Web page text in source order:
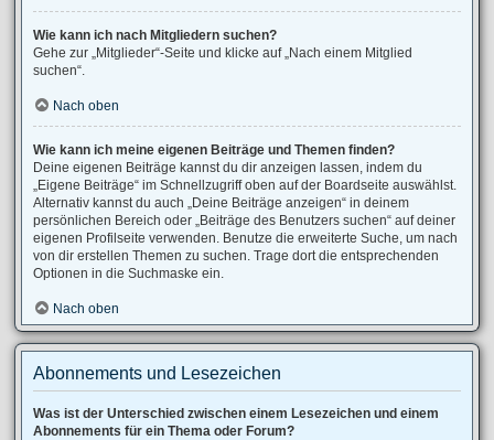
Wie kann ich nach Mitgliedern suchen?
Gehe zur „Mitglieder“-Seite und klicke auf „Nach einem Mitglied
suchen“.
Nach oben
Wie kann ich meine eigenen Beiträge und Themen finden?
Deine eigenen Beiträge kannst du dir anzeigen lassen, indem du
„Eigene Beiträge“ im Schnellzugriff oben auf der Boardseite auswählst.
Alternativ kannst du auch „Deine Beiträge anzeigen“ in deinem
persönlichen Bereich oder „Beiträge des Benutzers suchen“ auf deiner
eigenen Profilseite verwenden. Benutze die erweiterte Suche, um nach
von dir erstellen Themen zu suchen. Trage dort die entsprechenden
Optionen in die Suchmaske ein.
Nach oben
Abonnements und Lesezeichen
Was ist der Unterschied zwischen einem Lesezeichen und einem
Abonnements für ein Thema oder Forum?